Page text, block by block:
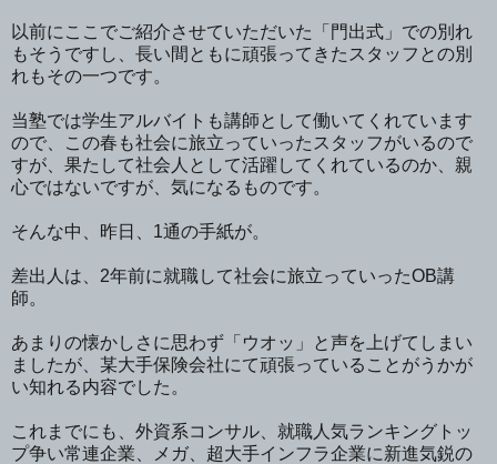
以前にここでご紹介させていただいた「門出式」での別れ
もそうですし、長い間ともに頑張ってきたスタッフとの別
れもその一つです。
当塾では学生アルバイトも講師として働いてくれています
ので、この春も社会に旅立っていったスタッフがいるので
すが、果たして社会人として活躍してくれているのか、親
心ではないですが、気になるものです。
そんな中、昨日、1通の手紙が。
差出人は、2年前に就職して社会に旅立っていったOB講
師。
あまりの懐かしさに思わず「ウオッ」と声を上げてしまい
ましたが、某大手保険会社にて頑張っていることがうかが
い知れる内容でした。
これまでにも、外資系コンサル、就職人気ランキングトッ
プ争い常連企業、メガ、超大手インフラ企業に新進気鋭の